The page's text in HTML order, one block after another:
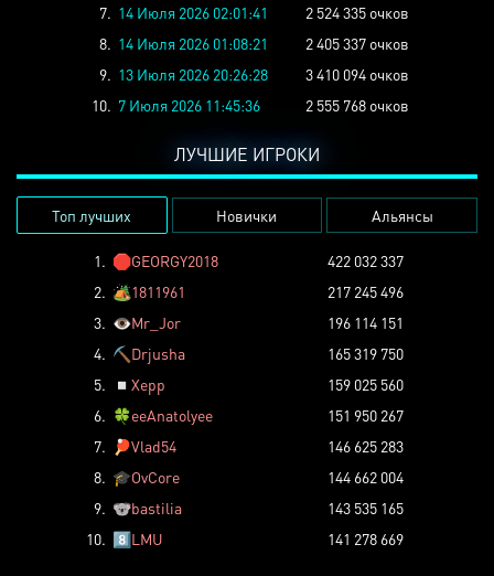
7. 14 Июля 2026 02:01:41
2 524 335 очков
8. 14 Июля 2026 01:08:21
2 405 337 очков
9. 13 Июля 2026 20:26:28
3 410 094 очков
10. 7 Июля 2026 11:45:36 2 555 768 очков
ЛУЧШИЕ ИГРОКИ
Топ лучших Новички Альянсы
1. 🛑GEORGY2018
422 032 337
2. 🏕️1811961
217 245 496
3. 👁️Mr_Jor
196 114 151
4. ⛏️ Drjusha
165 319 750
5.
◽ Xepp
159 025 560
6. 🍀eeAnatolyee
151 950 267
7.
🏓Vlad54
146 625 283
8. 🎓OvCore
144 662 004
9. 🐨bastilia
143 535 165
10. 8️⃣LMU 141 278 669